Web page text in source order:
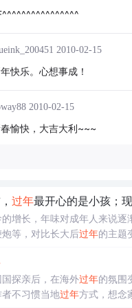
2010-02-15
快乐。心想事成！
2010-02-15
愉快，大吉大利~~~
过年最开心的是小孩；现
增长，年味对成年人来说
等，对比长大后过年的主题
探亲后，在海外过年的氛围
不习惯当地过年方式，想念